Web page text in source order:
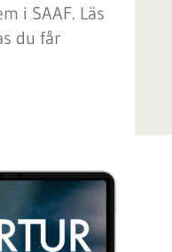
i SAAF. Läs
du får